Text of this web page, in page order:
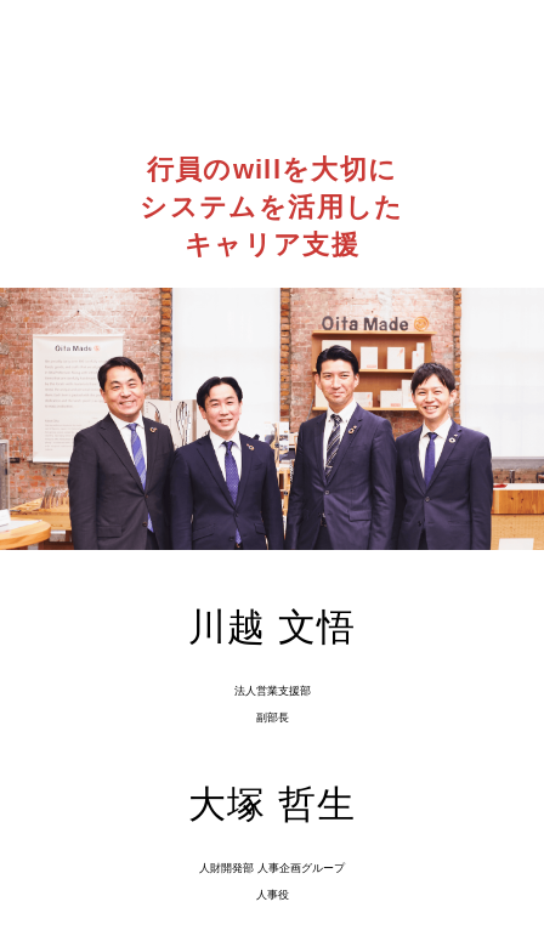
行員のwillを大切に
システムを活用した
キャリア支援
川越 文悟
法人営業支援部
副部長
大塚 哲生
人財開発部 人事企画グループ
人事役